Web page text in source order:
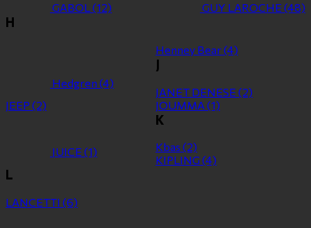
GABOL(12) GUY LAROCHE (48)
H
Hedgren (4)
Henney Bear(4)
J
JANET DENESE (2)
JEEP (2) JOUMMA (1)
JUICE (1)
K
Kbas (2)
KIPLING (4)
L
LANCETTI (6)